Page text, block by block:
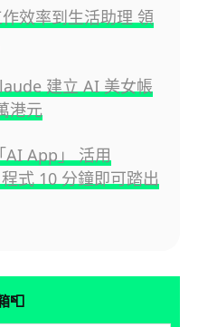
效率到生活助理 領
建立 AI 美女帳
港元
AI App」 活用
式 10 分鐘即可踏出
📮